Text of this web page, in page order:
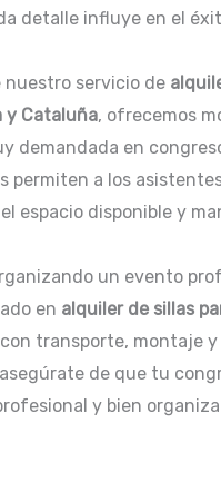
detalle influye en el
nuestro servicio de
y Cataluña, ofrecemos
demandada en
permiten a los
espacio disponible y
un evento
en alquiler de sillas
transporte, montaje
de que tu
y bien